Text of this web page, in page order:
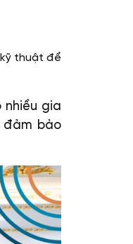
thuật để
nhiều gia
đảm bảo